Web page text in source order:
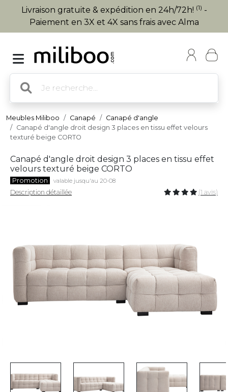
Livraison gratuite & expédition en 24h/72h! (1) -
Paiement en 3X et 4X sans frais avec Alma
Meubles Miliboo Canapé
Canapé d'angle
Canapé d'angle droit design 3 places en tissu effet velours
texturé beige CORTO
Canapé d'angle droit design 3 places en tissu effet
velours texturé beige CORTO
Promotion valable jusqu'au 20-08
Description détaillée (1 avis)